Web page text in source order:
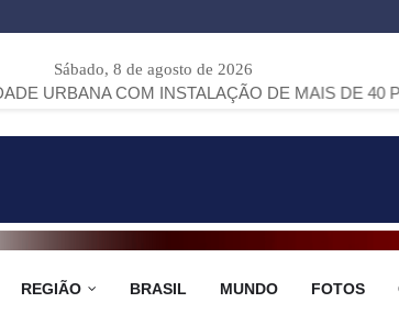
Sábado, 8 de agosto de 2026
COM INSTALAÇÃO DE MAIS DE 40 PONTOS DE
REGIÃO BRASIL MUNDO FOTOS